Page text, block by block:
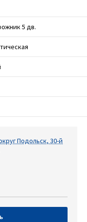
5 дв.
Подольск, 30-й